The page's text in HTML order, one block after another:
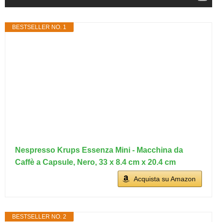
BESTSELLER NO. 1
Nespresso Krups Essenza Mini - Macchina da
Caffè a Capsule, Nero, 33 x 8.4 cm x 20.4 cm
Acquista su Amazon
BESTSELLER NO. 2